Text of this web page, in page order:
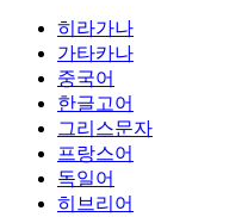
히라가나
가타카나
중국어
한글고어
그리스문자
프랑스어
독일어
히브리어